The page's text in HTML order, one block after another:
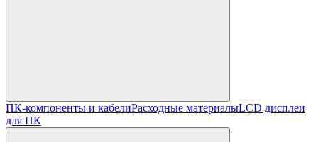
ПК-компоненты и кабелиРасходные материалыLCD дисплеи
для ПК